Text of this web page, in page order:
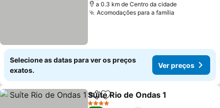
a 0.3 km de Centro da cidade
Acomodações para a família
Selecione as datas para ver os preços
exatos.
Ver preços
PartilharAdicionar aos favoritos
Suíte Rio de Ondas 1
4 Estrelas